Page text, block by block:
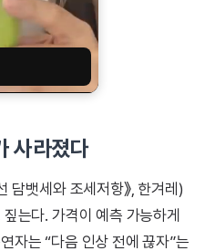
사라졌다
담뱃세와 조세저항》, 한겨레)
는다. 가격이 예측 가능하게
자는 “다음 인상 전에 끊자”는